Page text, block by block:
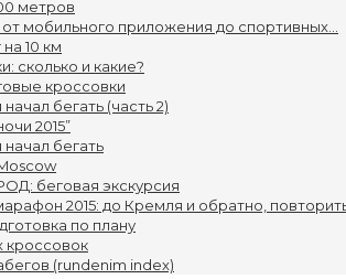
метров
мобильного приложения до спортивных...
10 км
сколько и какие?
кроссовки
бегать (часть 2)
2015”
начал бегать
беговая экскурсия
2015: до Кремля и обратно,
по плану
кроссовок
(rundenim index)